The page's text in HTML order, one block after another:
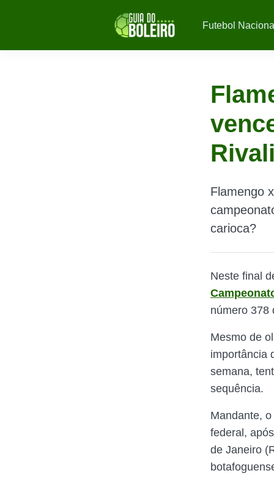
Futebol
Flamengo
carioca?
Neste final
número 378
Mesmo de
importância
semana,
sequência.
Mandante,
federal,
de Janeiro